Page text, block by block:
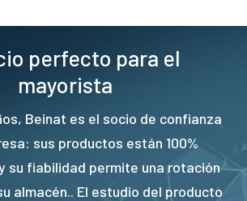
perfecto para el
mayorista
Beinat es el socio de confianza
sus productos están 100%
su fiabilidad permite una rotación
almacén.. El estudio del producto